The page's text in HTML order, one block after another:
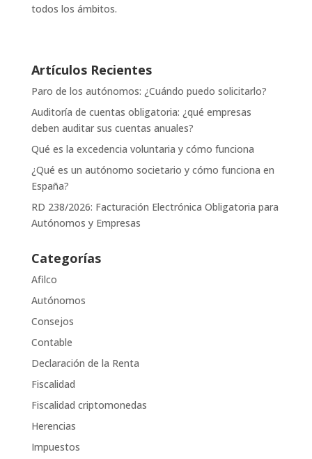
todos los ámbitos.
Artículos Recientes
Paro de los autónomos: ¿Cuándo puedo solicitarlo?
Auditoría de cuentas obligatoria: ¿qué empresas
deben auditar sus cuentas anuales?
Qué es la excedencia voluntaria y cómo funciona
¿Qué es un autónomo societario y cómo funciona en
España?
RD 238/2026: Facturación Electrónica Obligatoria para
Autónomos y Empresas
Categorías
Afilco
Autónomos
Consejos
Contable
Declaración de la Renta
Fiscalidad
Fiscalidad criptomonedas
Herencias
Impuestos